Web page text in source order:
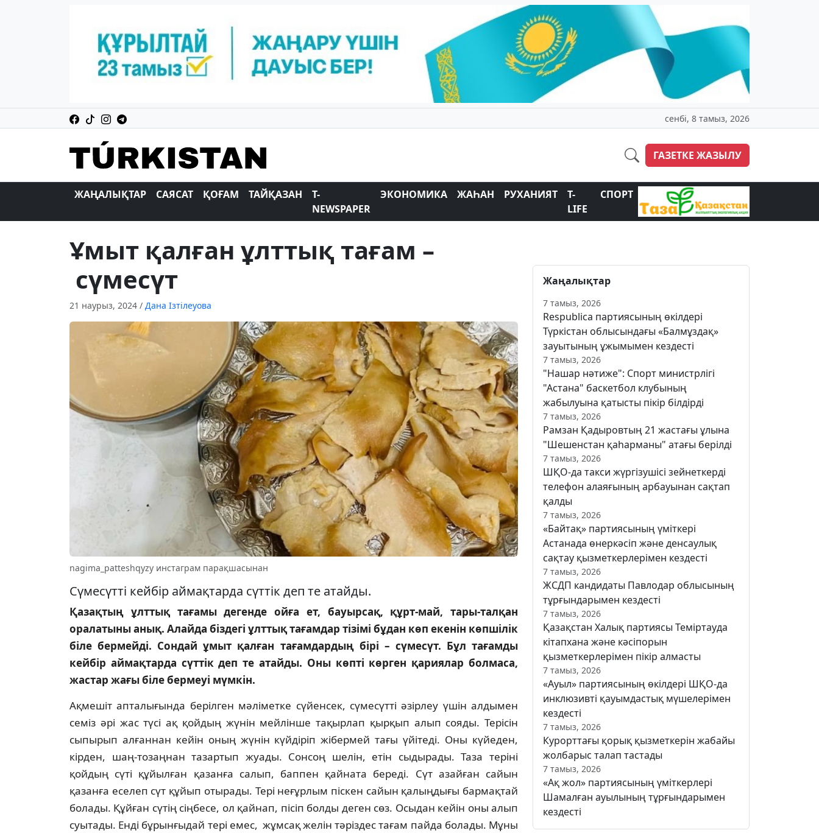
сенбі, 8 тамыз, 2026
ГАЗЕТКЕ ЖАЗЫЛУ
ЖАҢАЛЫҚТАР САЯСАТ ҚОҒАМ ТАЙҚАЗАН
T-
NEWSPAPER
ЭКОНОМИКА ЖАҺАН РУХАНИЯТ
T-
LIFE
СПОРТ
Ұмыт қалған ұлттық тағам –
сүмесүт
21 наурыз, 2024 / Дана Ізтілеуова
nagima_patteshqyzy инстаграм парақшасынан
Сүмесүтті кейбір аймақтарда сүттік деп те атайды.
Қазақтың ұлттық тағамы дегенде ойға ет, бауырсақ, құрт-май, тары-талқан
оралатыны анық. Алайда біздегі ұлттық тағамдар тізімі бұдан көп екенін көпшілік
біле бермейді. Сондай ұмыт қалған тағамдардың бірі – сүмесүт. Бұл тағамды
кейбір аймақтарда сүттік деп те атайды. Оны көп­ті көрген қариялар болмаса,
жастар жағы біле бермеуі мүмкін.
Ақмешіт апталығында берілген мәліметке сүйенсек, сүмесүтті әзірлеу үшін алдымен
семіз әрі жас түсі ақ қойдың жүнін мейлінше тақырлап қырқып алып сояды. Терісін
сыпырып алғаннан кейін оның жүнін күйдіріп жібермей тағы үйітеді. Оны күйеден,
кірден, шаң-тозаңнан тазартып жуады. Сонсоң шелін, етін сыдырады. Таза теріні
қойдың сүті құйылған қазанға салып, баппен қайната береді. Сүт азайған сайын
қазанға еселеп сүт құйып отырады. Тері неғұрлым піскен сайын қалыңдығы бармақтай
болады. Құйған сүтің сіңбесе, ол қайнап, пісіп болды деген сөз. Осыдан кейін оны алып
суытады. Енді бұрынғыдай тері емес, жұмсақ желін тәріздес тағам пайда болады. Мұны
Жаңалықтар
7 тамыз, 2026
Respublica партиясының өкілдері
Түркістан облысындағы «Балмұздақ»
зауытының ұжымымен кездесті
7 тамыз, 2026
"Нашар нәтиже": Спорт министрлігі
"Астана" баскетбол клубының
жабылуына қатысты пікір білдірді
7 тамыз, 2026
Рамзан Қадыровтың 21 жастағы ұлына
"Шешенстан қаһарманы" атағы берілді
7 тамыз, 2026
ШҚО-да такси жүргізушісі зейнеткерді
телефон алаяғының арбауынан сақтап
қалды
7 тамыз, 2026
«Байтақ» партиясының үміткері
Астанада өнеркәсіп және денсаулық
сақтау қызметкерлерімен кездесті
7 тамыз, 2026
ЖСДП кандидаты Павлодар облысының
тұрғындарымен кездесті
7 тамыз, 2026
Қазақстан Халық партиясы Теміртауда
кітапхана және кәсіпорын
қызметкерлерімен пікір алмасты
7 тамыз, 2026
«Ауыл» партиясының өкілдері ШҚО-да
инклюзивті қауымдастық мүшелерімен
кездесті
7 тамыз, 2026
Курорттағы қорық қызметкерін жабайы
жолбарыс талап тастады
7 тамыз, 2026
«Ақ жол» партиясының үміткерлері
Шамалған ауылының тұрғындарымен
кездесті